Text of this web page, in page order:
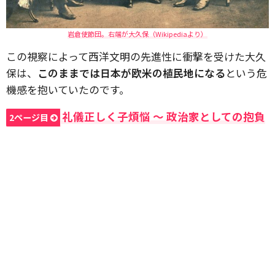
岩倉使節団。右端が大久保（Wikipediaより）
この視察によって西洋文明の先進性に衝撃を受けた大久
保は、 このままでは日本が欧米の植民地になるという危
機感を抱いていたのです。
2ページ目 礼儀正しく子煩悩 〜 政治家としての抱負